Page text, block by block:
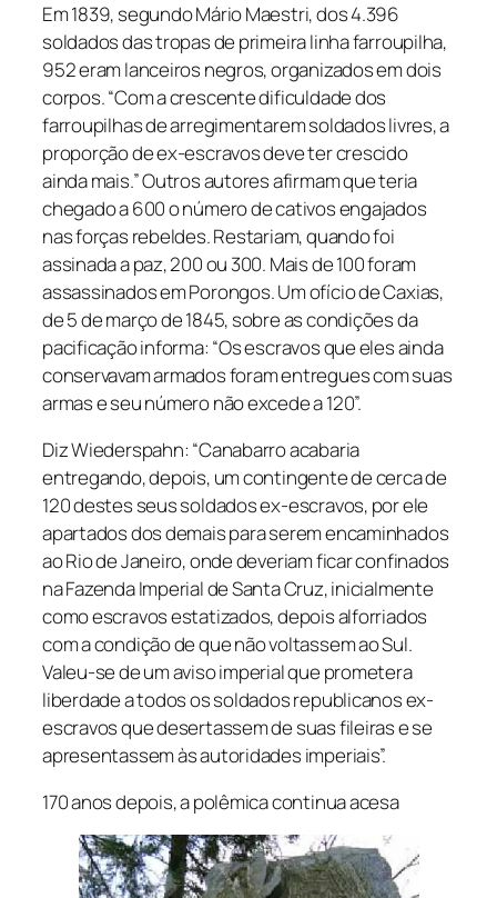
Em 1839, segundo Mário Maestri, dos 4.396
soldados das tropas de primeira linha farroupilha,
952 eram lanceiros negros, organizados em dois
corpos. “Com a crescente dificuldade dos
farroupilhas de arregimentarem soldados livres, a
proporção de ex-escravos deve ter crescido
ainda mais.” Outros autores afirmam que teria
chegado a 600 o número de cativos engajados
nas forças rebeldes. Restariam, quando foi
assinada a paz, 200 ou 300. Mais de 100 foram
assassinados em Porongos. Um ofício de Caxias,
de 5 de março de 1845, sobre as condições da
pacificação informa: “Os escravos que eles ainda
conservavam armados foram entregues com suas
armas e seu número não excede a 120”.
Diz Wiederspahn: “Canabarro acabaria
entregando, depois, um contingente de cerca de
120 destes seus soldados ex-escravos, por ele
apartados dos demais para serem encaminhados
ao Rio de Janeiro, onde deveriam ficar confinados
na Fazenda Imperial de Santa Cruz, inicialmente
como escravos estatizados, depois alforriados
com a condição de que não voltassem ao Sul.
Valeu-se de um aviso imperial que prometera
liberdade a todos os soldados republicanos ex-
escravos que desertassem de suas fileiras e se
apresentassem às autoridades imperiais”.
170 anos depois, a polêmica continua acesa